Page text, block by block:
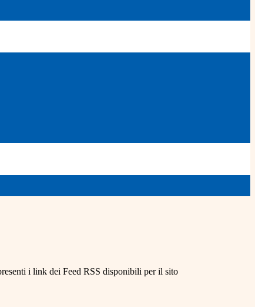
i link dei Feed RSS disponibili per il sito